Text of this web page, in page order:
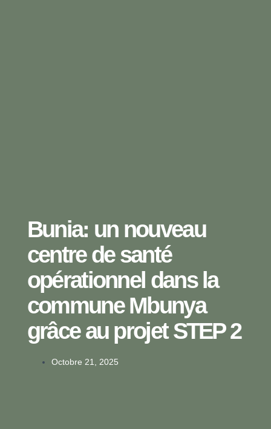
Bunia: un nouveau
centre de santé
opérationnel dans la
commune Mbunya
grâce au projet STEP 2
Octobre 21, 2025